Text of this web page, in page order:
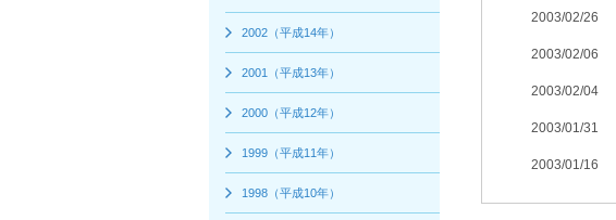
2002（平成14年）
2001（平成13年）
2000（平成12年）
1999（平成11年）
1998（平成10年）
2003/02/26
2003/02/06
2003/02/04
2003/01/31
2003/01/16